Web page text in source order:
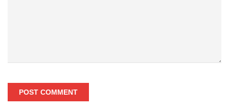
POST COMMENT